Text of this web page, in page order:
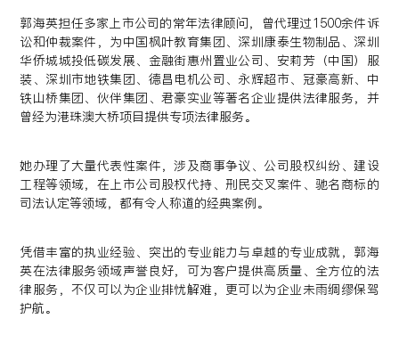
郭海英担任多家上市公司的常年法律顾问，曾代理过1500余件诉
讼和仲裁案件，为中国枫叶教育集团、深圳康泰生物制品、深圳
华侨城城投低碳发展、金融街惠州置业公司、安莉芳（中国）服
装、深圳市地铁集团、德昌电机公司、永辉超市、冠豪高新、中
铁山桥集团、伙伴集团、君豪实业等著名企业提供法律服务，并
曾经为港珠澳大桥项目提供专项法律服务。
她办理了大量代表性案件，涉及商事争议、公司股权纠纷、建设
工程等领域，在上市公司股权代持、刑民交叉案件、驰名商标的
司法认定等领域，都有令人称道的经典案例。
凭借丰富的执业经验、突出的专业能力与卓越的专业成就，郭海
英在法律服务领域声誉良好，可为客户提供高质量、全方位的法
律服务，不仅可以为企业排忧解难，更可以为企业未雨绸缪保驾
护航。